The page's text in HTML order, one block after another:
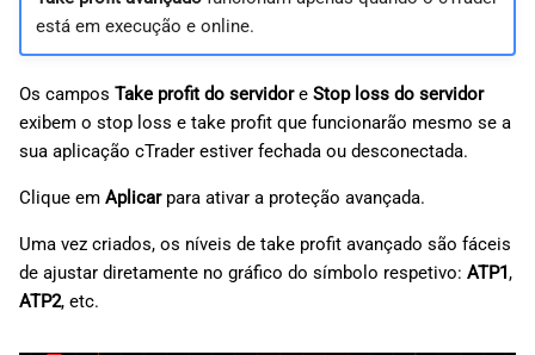
está em execução e online.
Os campos Take profit do servidore Stop loss do servidor
exibem o stop loss e take profit que funcionarão mesmo se a
sua aplicação cTrader estiver fechada ou desconectada.
Clique em Aplicarpara ativar a proteção avançada.
Uma vez criados, os níveis de take profit avançado são fáceis
de ajustar diretamente no gráfico do símbolo respetivo: ATP1,
ATP2, etc.